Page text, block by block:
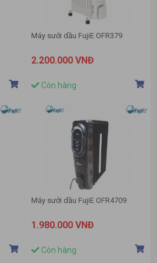
Máy sưởi dầu FujiE OFR379
2.200.000 VNĐ
Còn hàng
Máy sưởi dầu FujiE OFR4709
1.980.000 VNĐ
Còn hàng